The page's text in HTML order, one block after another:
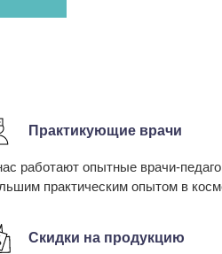
Практикующие врачи
работают опытные врачи-
практическим опытом в
Скидки на продукцию